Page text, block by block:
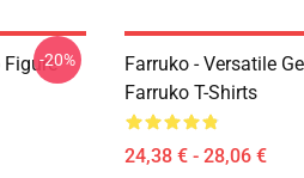
-20%
Farruko - Versatile
Farruko T-Shirts
24,38 € - 28,06 €